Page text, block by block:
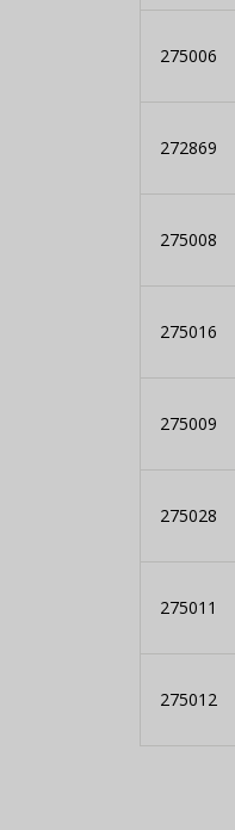
275006
272869
275008
275016
275009
275028
275011
275012